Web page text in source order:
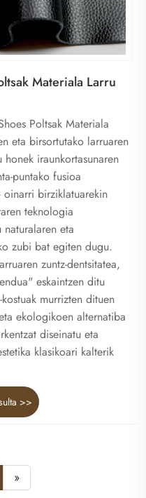
Materiala Larru
Poltsak Materiala
eta birsortutako larruaren
iraunkortasunaren
puntako fusioa
birziklatuarekin
teknologia
eta
zubi bat egiten dugu.
zuntz-dentsitatea,
eskaintzen ditu
murrizten dituen
ekologikoen alternatiba
diseinatu eta
klasikoari kalterik
>>
»